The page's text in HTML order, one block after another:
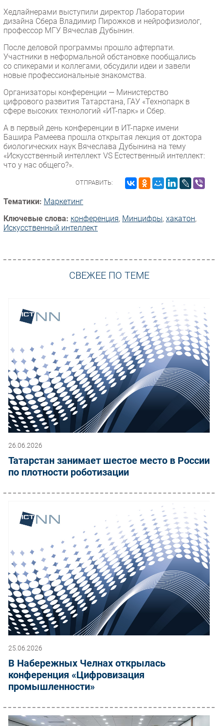
Хедлайнерами выступили директор Лаборатории
дизайна Сбера Владимир Пирожков и нейрофизиолог,
профессор МГУ Вячеслав Дубынин.
После деловой программы прошло афтерпати.
Участники в неформальной обстановке пообщались
со спикерами и коллегами, обсудили идеи и завели
новые профессиональные знакомства.
Организаторы конференции — Министерство
цифрового развития Татарстана, ГАУ «Технопарк в
сфере высоких технологий «ИТ-парк» и Сбер.
А в первый день конференции в ИТ-парке имени
Башира Рамеева прошла открытая лекция от доктора
биологических наук Вячеслава Дубынина на тему
«Искусственный интеллект VS Естественный интеллект:
что у нас общего?».
ОТПРАВИТЬ:
Тематики: Маркетинг
Ключевые слова: конференция, Минцифры, хакатон,
Искусственный интеллект
СВЕЖЕЕ ПО ТЕМЕ
26.06.2026
Татарстан занимает шестое место в России
по плотности роботизации
25.06.2026
В Набережных Челнах открылась
конференция «Цифровизация
промышленности»